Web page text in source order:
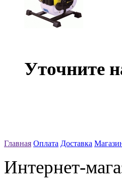
Уточните
Главная Оплата Доставка
Интернет-